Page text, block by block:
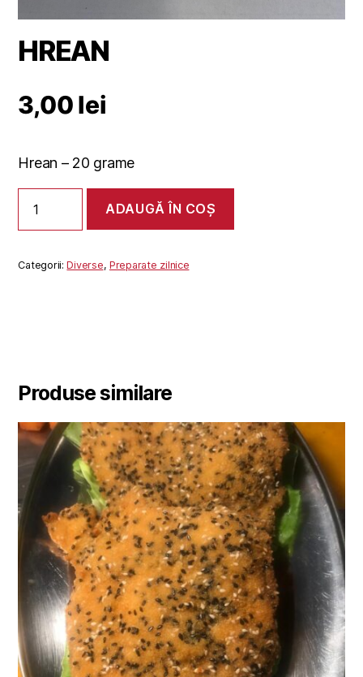
HREAN
3,00lei
Hrean – 20 grame
HREAN
ADAUGĂ ÎN COȘ
Categorii:Diverse,Preparate zilnice
Produse similare